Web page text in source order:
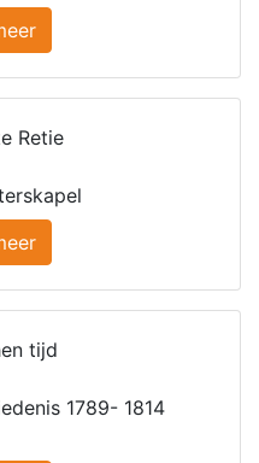
Retie
tijd
1789- 1814